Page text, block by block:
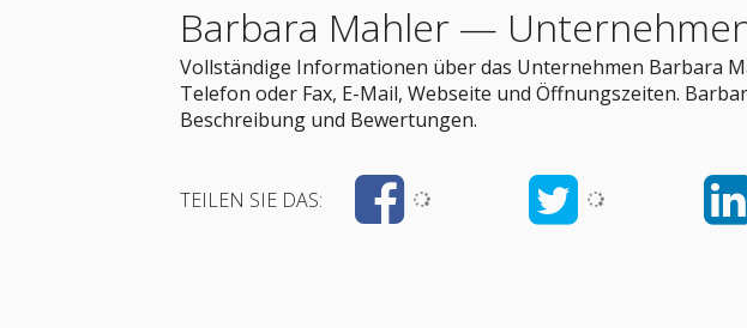
Barbara Mahler —
Vollständige Informationen über das Unternehmen Barbara
Telefon oder Fax, E-Mail, Webseite und Öffnungszeiten.
Beschreibung und Bewertungen.
TEILEN SIE DAS: